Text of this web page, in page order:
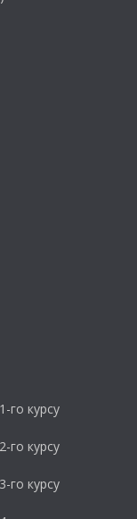
го курсу
го курсу
го курсу